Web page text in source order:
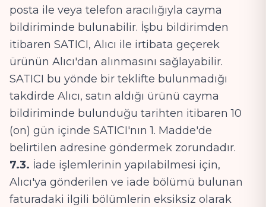
posta ile veya telefon aracılığıyla cayma
bildiriminde bulunabilir. İşbu bildirimden
itibaren SATICI, Alıcı ile irtibata geçerek
ürünün Alıcı'dan alınmasını sağlayabilir.
SATICI bu yönde bir teklifte bulunmadığı
takdirde Alıcı, satın aldığı ürünü cayma
bildiriminde bulunduğu tarihten itibaren 10
(on) gün içinde SATICI'nın 1. Madde'de
belirtilen adresine göndermek zorundadır.
7.3. İade işlemlerinin yapılabilmesi için,
Alıcı'ya gönderilen ve iade bölümü bulunan
faturadaki ilgili bölümlerin eksiksiz olarak